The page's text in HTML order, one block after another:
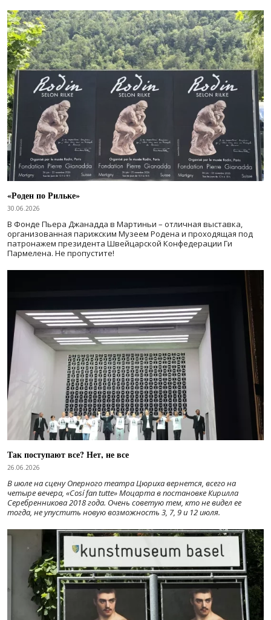
«Роден по Рильке»
30.06.2026
В Фонде Пьера Джанадда в Мартиньи – отличная выставка,
организованная парижским Музеем Родена и проходящая под
патронажем президента Швейцарской Конфедерации Ги
Пармелена. Не пропустите!
Так поступают все? Нет, не все
26.06.2026
В июле на сцену Оперного театра Цюриха вернется, всего на
четыре вечера, «Cosí fan tutte» Моцарта в постановке Кирилла
Серебренникова 2018 года. Очень советую тем, кто не видел ее
тогда, не упустить новую возможность 3, 7, 9 и 12 июля.